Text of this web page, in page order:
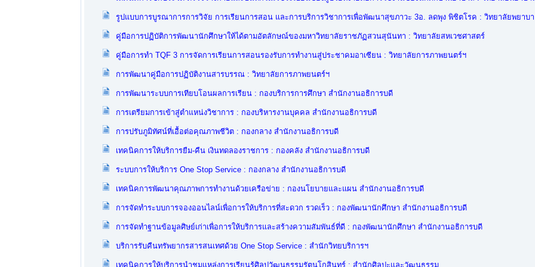
รูปแบบการบูรณาการการวิจัย การเรียนการสอน และการบริการวิชาการเพื่อพัฒนาสุขภาวะ 3อ. ลดพุง พิชิตโรค : วิทยาลัยพยาบ
คู่มือการปฏิบัติการพัฒนานักศึกษาให้ได้ตามอัตลักษณ์ของมหาวิทยาลัยราชภัฏสวนสุนันทา : วิทยาลัยสหเวชศาสตร์
คู่มือการทำ TQF 3 การจัดการเรียนการสอนรองรับการทำงานสู่ประชาคมอาเซียน : วิทยาลัยการภาพยนตร์ฯ
การพัฒนาคู่มือการปฏิบัติงานสารบรรณ : วิทยาลัยการภาพยนตร์ฯ
การพัฒนาระบบการเทียบโอนผลการเรียน : กองบริการการศึกษา สำนักงานอธิการบดี
การเตรียมการเข้าสู่ตำแหน่งวิชาการ : กองบริหารงานบุคคล สำนักงานอธิการบดี
การปรับภูมิทัศน์ที่เอื้อต่อคุณภาพชีวิต : กองกลาง สำนักงานอธิการบดี
เทคนิคการให้บริการยืม-คืน เงินทดลองราชการ : กองคลัง สำนักงานอธิการบดี
ระบบการให้บริการ One Stop Service : กองกลาง สำนักงานอธิการบดี
เทคนิคการพัฒนาคุณภาพการทำงานด้วยเครือข่าย : กองนโยบายและแผน สำนักงานอธิการบดี
การจัดทำระบบการจองออนไลน์เพื่อการให้บริการที่สะดวก รวดเร็ว : กองพัฒนานักศึกษา สำนักงานอธิการบดี
การจัดทำฐานข้อมูลศิษย์เก่าเพื่อการให้บริการและสร้างความสัมพันธ์ที่ดี : กองพัฒนานักศึกษา สำนักงานอธิการบดี
บริการรับคืนทรัพยากรสารสนเทศด้วย One Stop Service : สำนักวิทยบริการฯ
เทคนิคการให้บริการนำชมแหล่งการเรียนรู้ศิลปวัฒนธรรมรัตนโกสินทร์ : สำนักศิลปะและวัฒนธรรม